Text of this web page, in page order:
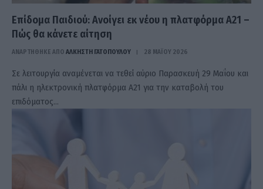
Επίδομα Παιδιού: Ανοίγει εκ νέου η πλατφόρμα Α21 –
Πώς θα κάνετε αίτηση
ΑΝΑΡΤΗΘΗΚΕ ΑΠΟ ΆΛΚΗΣΤΗ ΓΑΤΟΠΟΎΛΟΥ 28 ΜΑΪ́ΟΥ 2026
Σε λειτουργία αναμένεται να τεθεί αύριο Παρασκευή 29 Μαΐου και
πάλι η ηλεκτρονική πλατφόρμα Α21 για την καταβολή του
επιδόματος…